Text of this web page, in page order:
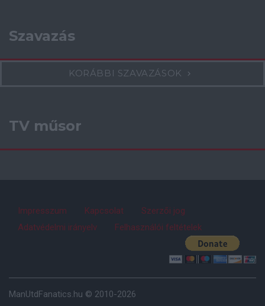
Szavazás
KORÁBBI SZAVAZÁSOK
TV műsor
Impresszum Kapcsolat
Szerzői jog
Adatvédelmi irányelv
Felhasználói feltételek
ManUtdFanatics.hu © 2010-2026